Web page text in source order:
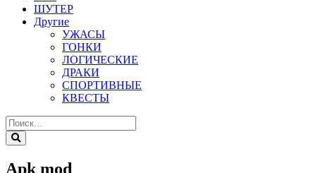
ШУТЕР
Другие
УЖАСЫ
ГОНКИ
ЛОГИЧЕСКИЕ
ДРАКИ
СПОРТИВНЫЕ
КВЕСТЫ
Apk mod